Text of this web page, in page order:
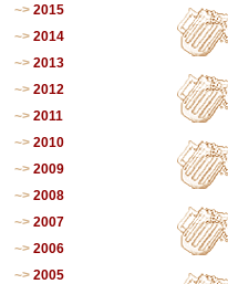
2015
2014
2013
2012
2011
2010
2009
2008
2007
2006
2005